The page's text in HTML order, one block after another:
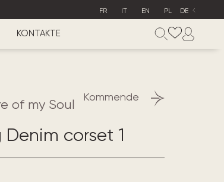
FR IT EN PL DE
KONTAKTE
Kommende
of my Soul
corset 1